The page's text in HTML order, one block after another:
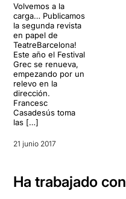
Volvemos a la
carga… Publicamos
la segunda revista
en papel de
TeatreBarcelona!
Este año el Festival
Grec se renueva,
empezando por un
relevo en la
dirección.
Francesc
Casadesús toma
las […]
21 junio 2017
Ha trabajado con